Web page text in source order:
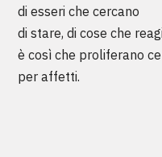
di esseri che cercano
di stare, di cose che
è così che proliferano
per affetti.